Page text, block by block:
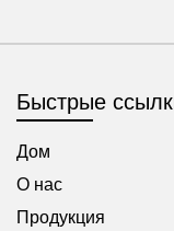
Быстрые
Дом
О нас
Продукция